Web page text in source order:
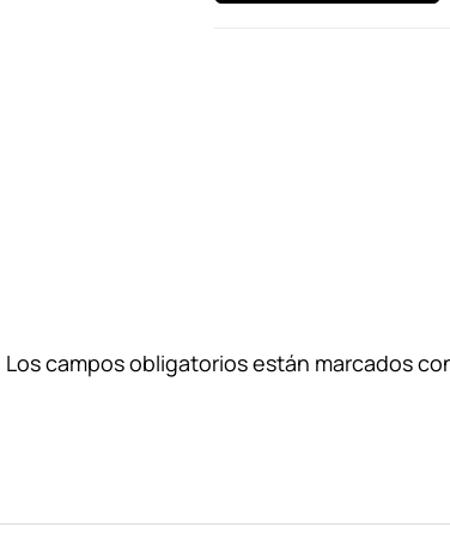
Los campos obligatorios están marcados